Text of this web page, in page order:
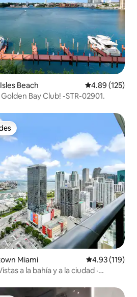
Beach Calificación
4.89 (125)
Bay Club! -STR-02901.
Miami Calificación
4.93 (119)
a la bahía y a la ciudad ·